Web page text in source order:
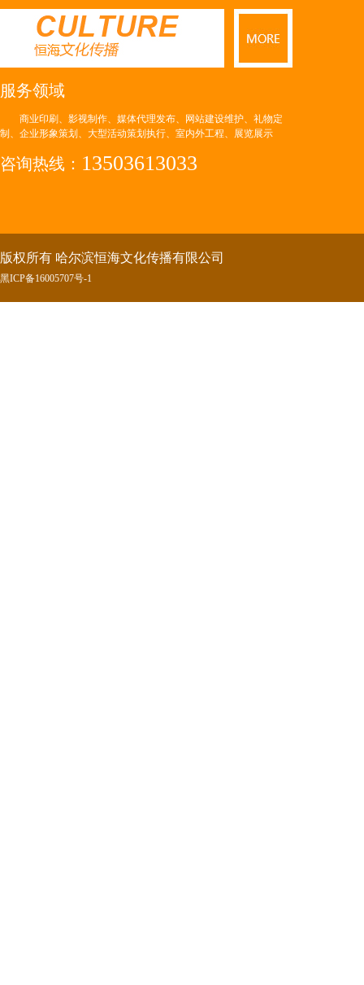
服务领域
商业印刷、影视制作、媒体代理发布、网站建设维护、礼物定
制、企业形象策划、大型活动策划执行、室内外工程、展览展示
咨询热线： 13503613033
版权所有 哈尔滨恒海文化传播有限公司
黑ICP备16005707号-1